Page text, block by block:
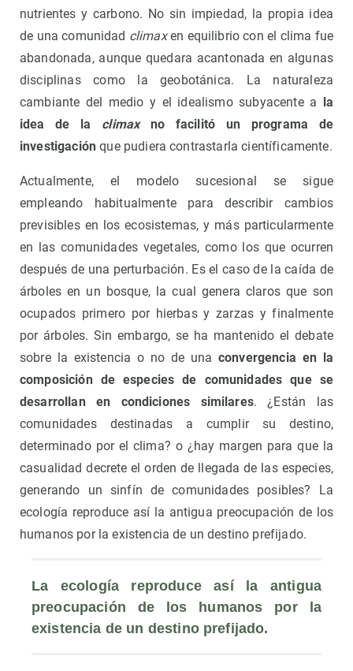
nutrientes y carbono. No sin impiedad, la propia idea
de una comunidad climaxen equilibrio con el clima fue
abandonada, aunque quedara acantonada en algunas
disciplinas como la geobotánica. La naturaleza
cambiante del medio y el idealismo subyacente a la
idea de la climaxno facilitó un programa de
investigación que pudiera contrastarla científicamente.
Actualmente, el modelo sucesional se sigue
empleando habitualmente para describir cambios
previsibles en los ecosistemas, y más particularmente
en las comunidades vegetales, como los que ocurren
después de una perturbación. Es el caso de la caída de
árboles en un bosque, la cual genera claros que son
ocupados primero por hierbas y zarzas y finalmente
por árboles. Sin embargo, se ha mantenido el debate
sobre la existencia o no de una convergencia en la
composición de especies de comunidades que se
desarrollan en condiciones similares. ¿Están las
comunidades destinadas a cumplir su destino,
determinado por el clima? o ¿hay margen para que la
casualidad decrete el orden de llegada de las especies,
generando un sinfín de comunidades posibles? La
ecología reproduce así la antigua preocupación de los
humanos por la existencia de un destino prefijado.
La ecología reproduce así la antigua
preocupación de los humanos por la
existencia de un destino prefijado.